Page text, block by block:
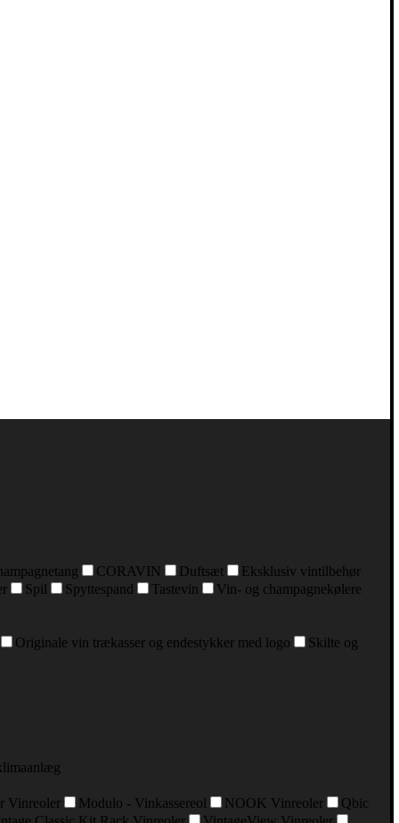
CORAVIN Duftsæt
Eksklusiv vintilbehør
Spil Spyttespand Tastevin
Vin- og champagnekølere
Originale vin trækasser og endestykker med logo
Skilte og
Vinreoler Modulo - Vinkassereol NOOK Vinreoler
Qbic